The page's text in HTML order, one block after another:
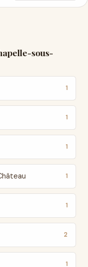
sous-
1
1
1
1
1
2
1